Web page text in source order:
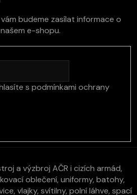
budeme zasílat informace o
e-shopu.
s podmínkami ochrany
a výzbroj AČR i cizích armád,
oblečení, uniformy, batohy,
vlajky, svítilny, polní láhve, spací